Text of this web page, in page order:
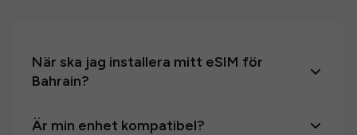
När ska jag installera mitt eSIM för
Bahrain?
Är min enhet kompatibel?